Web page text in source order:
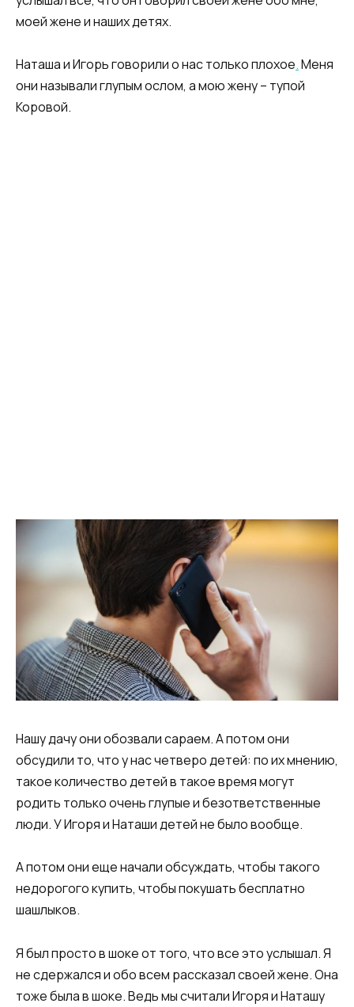
моей жене и наших детях.
Наташа и Игорь говорили о нас только плохое.Меня
они называли глупым ослом, а мою жену – тупой
Koровой.
Нашу дачу они обозвали сараем. А потом они
обсудили то, что у нас четверо детей: по их мнению,
такое количество детей в такое время могут
родить только очень глупые и безответственные
люди. У Игоря и Наташи детей не было вообще.
А потом они еще начали обсуждать, чтобы такого
недорогого купить, чтобы покушать бесплатно
шашлыков.
Я был просто в шоке от того, что все это услышал. Я
не сдержался и обо всем рассказал своей жене. Она
тоже была в шоке. Ведь мы считали Игоря и Наташу